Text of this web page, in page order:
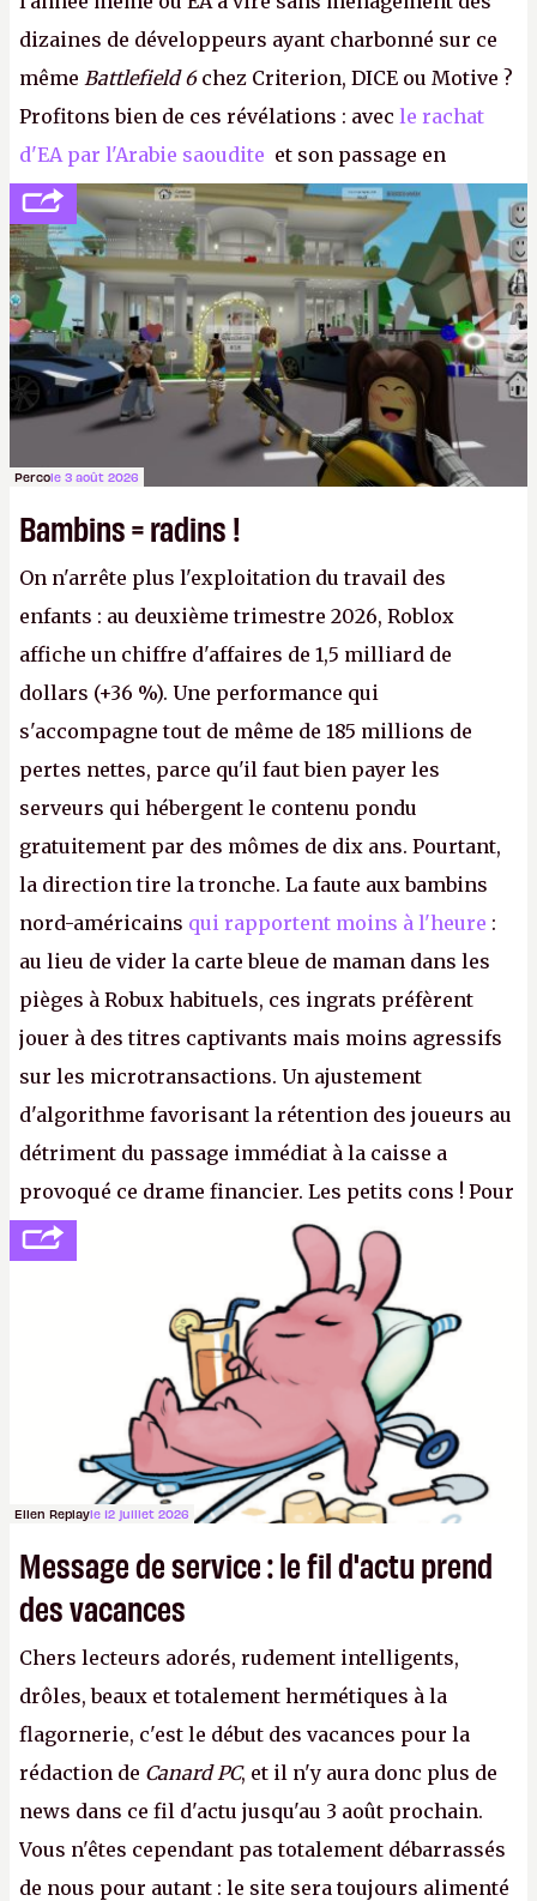
dizaines de développeurs ayant charbonné sur ce
même Battlefield 6chez Criterion, DICE ou Motive ?
Profitons bien de ces révélations : avec le rachat
d'EA par l'Arabie saoudite et son passage en
société privée, l'éditeur n'aura bientôt plus
l'obligation de publier ses bilans. Encore une
victoire pour la transparence.P.
Percole 3 août 2026
Bambins = radins !
On n'arrête plus l'exploitation du travail des
enfants : au deuxième trimestre 2026, Roblox
affiche un chiffre d'affaires de 1,5 milliard de
dollars (+36 %). Une performance qui
s'accompagne tout de même de 185 millions de
pertes nettes, parce qu'il faut bien payer les
serveurs qui hébergent le contenu pondu
gratuitement par des mômes de dix ans. Pourtant,
la direction tire la tronche. La faute aux bambins
nord-américains qui rapportent moins à l'heure :
au lieu de vider la carte bleue de maman dans les
pièges à Robux habituels, ces ingrats préfèrent
jouer à des titres captivants mais moins agressifs
sur les microtransactions. Un ajustement
d'algorithme favorisant la rétention des joueurs au
détriment du passage immédiat à la caisse a
provoqué ce drame financier. Les petits cons ! Pour
se consoler, le PDG David Baszucki peut compter
sur le déblocage du jeu en Russie et l'explosion des
joueurs majeurs (+32 %). L'avenir appartient donc
aux adultes, qui ne sont jamais que des enfants
avec du pouvoir d'achat.P.
Ellen Replayle 12 juillet 2026
Message de service : le fil d'actu prend
des vacances
Chers lecteurs adorés, rudement intelligents,
drôles, beaux et totalement hermétiques à la
flagornerie, c'est le début des vacances pour la
rédaction de Canard PC, et il n'y aura donc plus de
news dans ce fil d'actu jusqu'au 3 août prochain.
Vous n'êtes cependant pas totalement débarrassés
de nous pour autant : le site sera toujours alimenté